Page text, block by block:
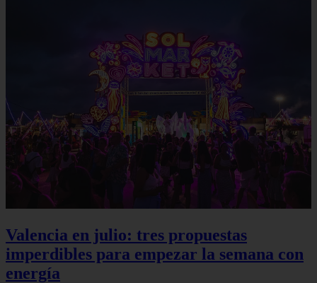
Valencia en julio: tres propuestas
imperdibles para empezar la semana con
energía